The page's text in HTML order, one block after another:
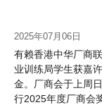
2025年07月06日
有赖香港中华厂商
业训练局学生获嘉
金。厂商会于上周
行2025年度厂商会